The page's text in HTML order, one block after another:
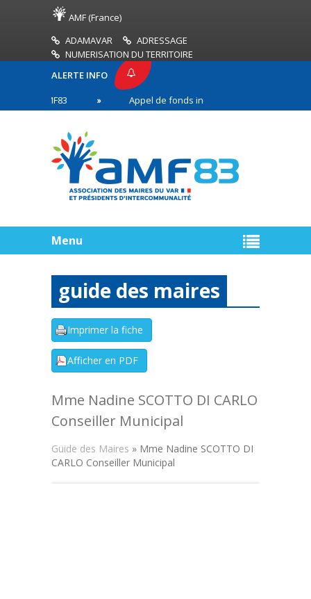
AMF (France)
ADAMAVAR
ADRESSAGE
NUMERISATION DU TERRITOIRE
ALERTE INFO
Appel de fonds incendies de forêt
première ligne
Menu
guide des maires
Mme Nadine SCOTTO DI CARLO
Conseiller Municipal
Guide des Maires » Mme Nadine SCOTTO DI
CARLO Conseiller Municipal